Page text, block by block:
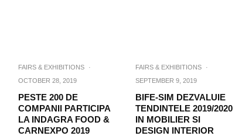
FAIRS & EXHIBITIONS
·
OCTOBER 28, 2019
PESTE 200 DE
COMPANII PARTICIPA
LA INDAGRA FOOD &
CARNEXPO 2019
FAIRS & EXHIBITIONS
·
SEPTEMBER 9, 2019
BIFE-SIM DEZVALUIE
TENDINTELE 2019/2020
IN MOBILIER SI
DESIGN INTERIOR